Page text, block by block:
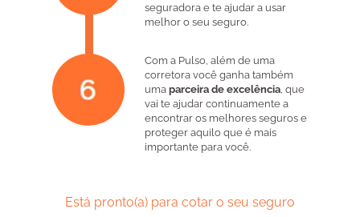
seguradora e te ajudar a usar
melhor o seu seguro.
Com a Pulso, além de uma
corretora você ganha também
uma parceira de excelência, que
vai te ajudar continuamente a
encontrar os melhores seguros e
proteger aquilo que é mais
importante para você.
Está pronto(a) para cotar o seu seguro